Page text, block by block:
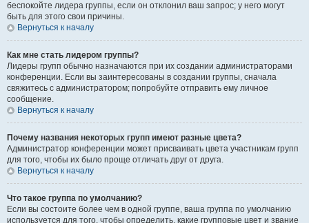
беспокойте лидера группы, если он отклонил ваш запрос; у него могут
быть для этого свои причины.
Вернуться к началу
Как мне стать лидером группы?
Лидеры групп обычно назначаются при их создании администраторами
конференции. Если вы заинтересованы в создании группы, сначала
свяжитесь с администратором; попробуйте отправить ему личное
сообщение.
Вернуться к началу
Почему названия некоторых групп имеют разные цвета?
Администратор конференции может присваивать цвета участникам групп
для того, чтобы их было проще отличать друг от друга.
Вернуться к началу
Что такое группа по умолчанию?
Если вы состоите более чем в одной группе, ваша группа по умолчанию
используется для того, чтобы определить, какие групповые цвет и звание